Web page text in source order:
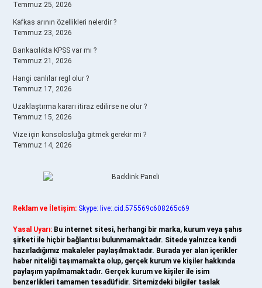
Temmuz 25, 2026
Kafkas arının özellikleri nelerdir ?
Temmuz 23, 2026
Bankacılıkta KPSS var mı ?
Temmuz 21, 2026
Hangi canlılar regl olur ?
Temmuz 17, 2026
Uzaklaştırma kararı itiraz edilirse ne olur ?
Temmuz 15, 2026
Vize için konsolosluğa gitmek gerekir mi ?
Temmuz 14, 2026
Reklam ve İletişim: Skype: live:.cid.575569c608265c69
Yasal Uyarı: Bu internet sitesi, herhangi bir marka, kurum veya şahıs
şirketi ile hiçbir bağlantısı bulunmamaktadır. Sitede yalnızca kendi
hazırladığımız makaleler paylaşılmaktadır. Burada yer alan içerikler
haber niteliği taşımamakta olup, gerçek kurum ve kişiler hakkında
paylaşım yapılmamaktadır. Gerçek kurum ve kişiler ile isim
benzerlikleri tamamen tesadüfidir. Sitemizdeki bilgiler taslak